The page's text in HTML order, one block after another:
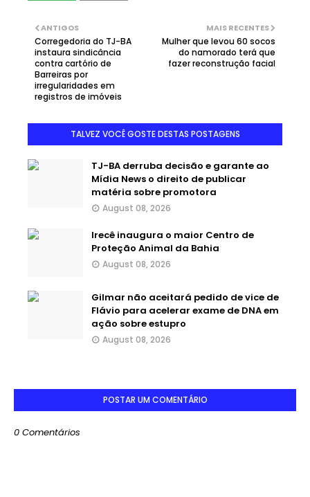
MAIS RECENTES
Mulher que levou 60 socos
do namorado terá que
fazer reconstrução facial
ANTIGOS
Corregedoria do TJ-BA
instaura sindicância
contra cartório de
Barreiras por
irregularidades em
registros de imóveis
TALVEZ VOCÊ GOSTE DESTAS POSTAGENS
TJ-BA derruba decisão e garante ao
Mídia News o direito de publicar
matéria sobre promotora
August 08, 2026
Irecê inaugura o maior Centro de
Proteção Animal da Bahia
August 08, 2026
Gilmar não aceitará pedido de vice de
Flávio para acelerar exame de DNA em
ação sobre estupro
August 08, 2026
POSTAR UM COMENTÁRIO
0 Comentários